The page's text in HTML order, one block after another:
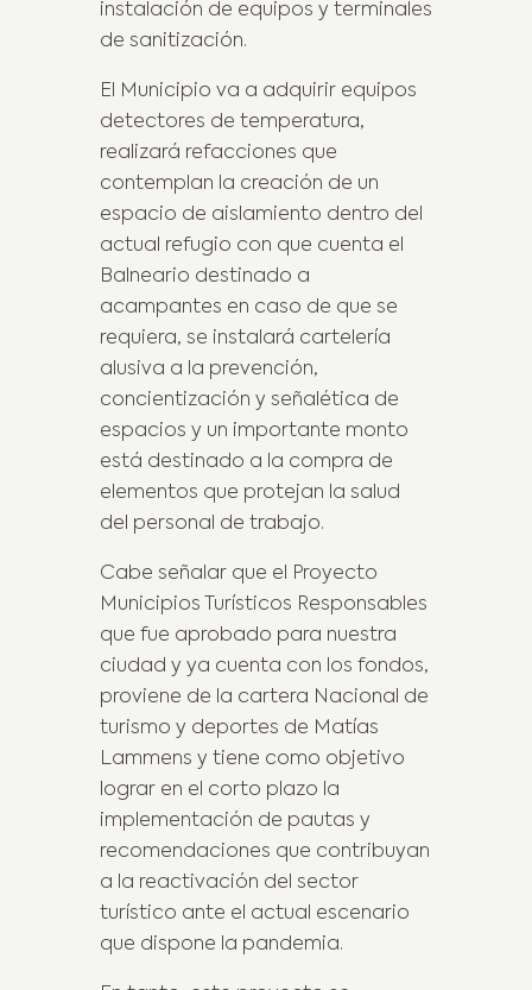
instalación de equipos y terminales
de sanitización.
El Municipio va a adquirir equipos
detectores de temperatura,
realizará refacciones que
contemplan la creación de un
espacio de aislamiento dentro del
actual refugio con que cuenta el
Balneario destinado a
acampantes en caso de que se
requiera, se instalará cartelería
alusiva a la prevención,
concientización y señalética de
espacios y un importante monto
está destinado a la compra de
elementos que protejan la salud
del personal de trabajo.
Cabe señalar que el Proyecto
Municipios Turísticos Responsables
que fue aprobado para nuestra
ciudad y ya cuenta con los fondos,
proviene de la cartera Nacional de
turismo y deportes de Matías
Lammens y tiene como objetivo
lograr en el corto plazo la
implementación de pautas y
recomendaciones que contribuyan
a la reactivación del sector
turístico ante el actual escenario
que dispone la pandemia.